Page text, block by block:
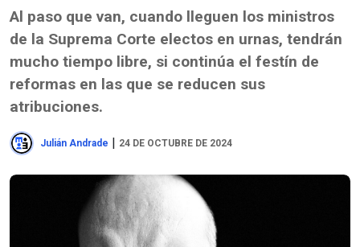
Al paso que van, cuando lleguen los ministros
de la Suprema Corte electos en urnas, tendrán
mucho tiempo libre, si continúa el festín de
reformas en las que se reducen sus
atribuciones.
Julián Andrade | 24 DE OCTUBRE DE 2024